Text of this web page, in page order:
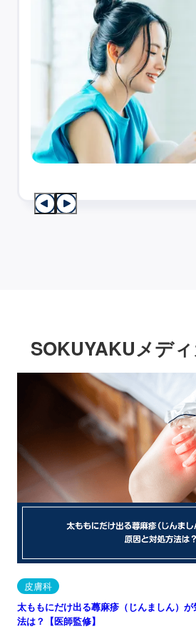
SOKUYAKUメデ
皮膚科
太ももにだけ出る蕁麻疹（じんましん）
法は？【医師監修】